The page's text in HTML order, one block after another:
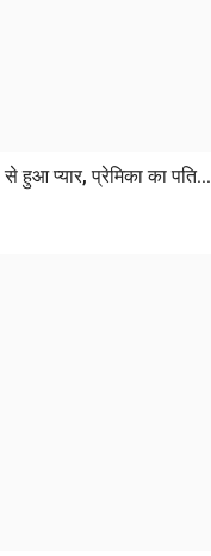
से हुआ प्यार, प्रेमिका का पति...